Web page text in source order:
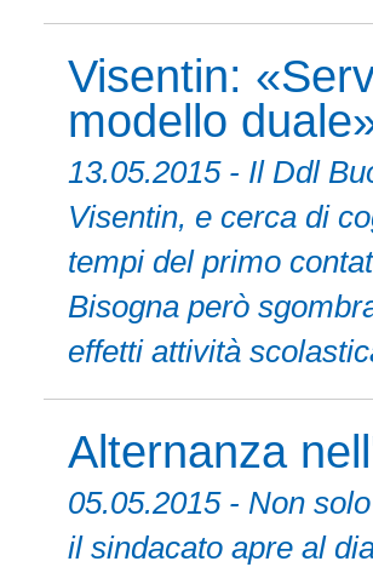
Visentin:
modello
13.05.2015 - Il Ddl
Visentin, e cerca di
tempi del primo
Bisogna però
effetti attività
Alternanza
05.05.2015 - Non
il sindacato apre al